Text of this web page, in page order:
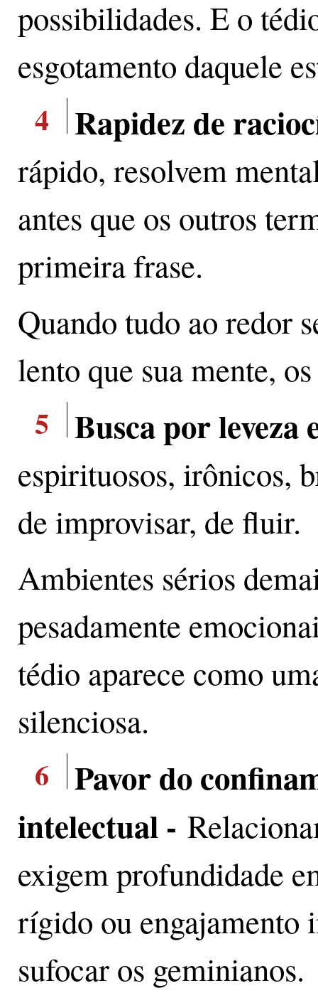
possibilidades. E o
esgotamento daquele
4 Rapidez de
rápido, resolvem
antes que os outros
primeira frase.
Quando tudo ao redor
lento que sua mente,
5 Busca por
espirituosos, irônicos,
de improvisar, de fluir.
Ambientes sérios
pesadamente
tédio aparece como
silenciosa.
6
Pavor do
intelectual -
exigem profundidade
rígido ou engajamento
sufocar os geminianos.